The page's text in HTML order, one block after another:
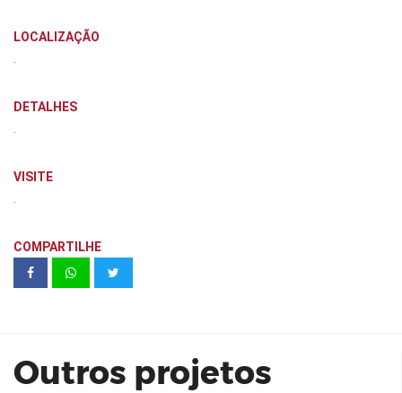
LOCALIZAÇÃO
DETALHES
VISITE
COMPARTILHE
Outros projetos
Vega Jardim | MBrasil